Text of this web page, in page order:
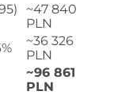
~47 840
PLN
~36 326
PLN
~96 861
PLN